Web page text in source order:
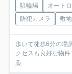
駐輪場 オート
防犯カメラ
敷
歩いて徒歩6分の場
クセスも良好な物
る